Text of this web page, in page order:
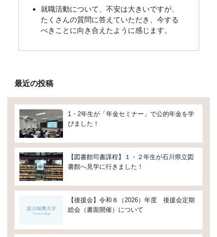
就職活動について、不安は大きいですが、
たくさんの質問に答えていただき、今する
べきことに向き合えたように感じます。
最近の投稿
1・2年生が「年金セミナー」で公的年金を学
びました！
【図書館司書課程】１・２年生が石川県立図
書館へ見学に行きました！
【後援会】令和８（2026）年度 後援会定期
総会（書面開催）について